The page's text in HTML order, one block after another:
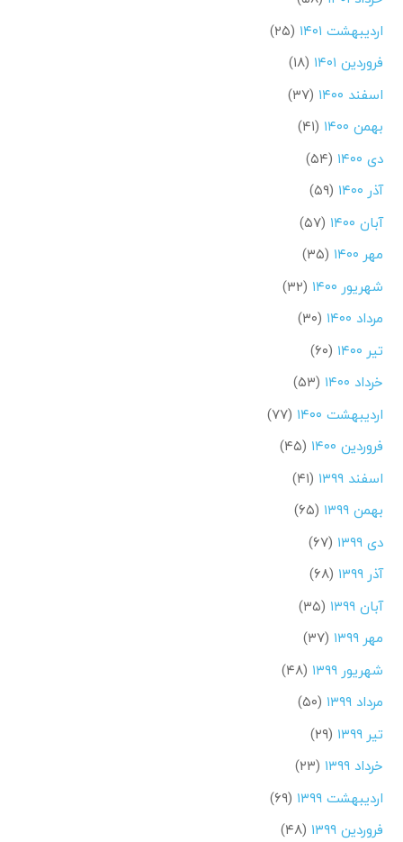
اردیبهشت ۱۴۰۱
(۲۵)
فروردین ۱۴۰۱
(۱۸)
اسفند ۱۴۰۰
(۳۷)
بهمن ۱۴۰۰
(۴۱)
دی ۱۴۰۰
(۵۴)
آذر ۱۴۰۰
(۵۹)
آبان ۱۴۰۰
(۵۷)
مهر ۱۴۰۰
(۳۵)
شهریور ۱۴۰۰
(۳۲)
مرداد ۱۴۰۰
(۳۰)
تیر ۱۴۰۰
(۶۰)
خرداد ۱۴۰۰
(۵۳)
اردیبهشت ۱۴۰۰
(۷۷)
فروردین ۱۴۰۰
(۴۵)
اسفند ۱۳۹۹
(۴۱)
بهمن ۱۳۹۹
(۶۵)
دی ۱۳۹۹
(۶۷)
آذر ۱۳۹۹
(۶۸)
آبان ۱۳۹۹
(۳۵)
مهر ۱۳۹۹
(۳۷)
شهریور ۱۳۹۹
(۴۸)
مرداد ۱۳۹۹
(۵۰)
تیر ۱۳۹۹
(۲۹)
خرداد ۱۳۹۹
(۲۳)
اردیبهشت ۱۳۹۹
(۶۹)
فروردین ۱۳۹۹
(۴۸)